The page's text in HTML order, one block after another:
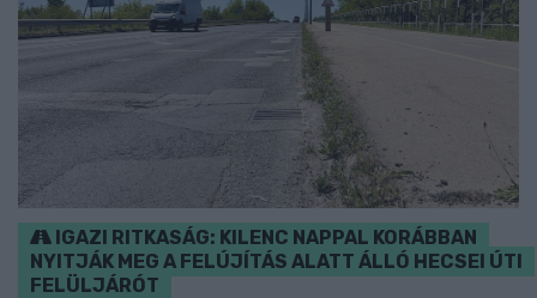
IGAZI RITKASÁG: KILENC NAPPAL KORÁBBAN
NYITJÁK MEG A FELÚJÍTÁS ALATT ÁLLÓ HECSEI ÚTI
FELÜLJÁRÓT